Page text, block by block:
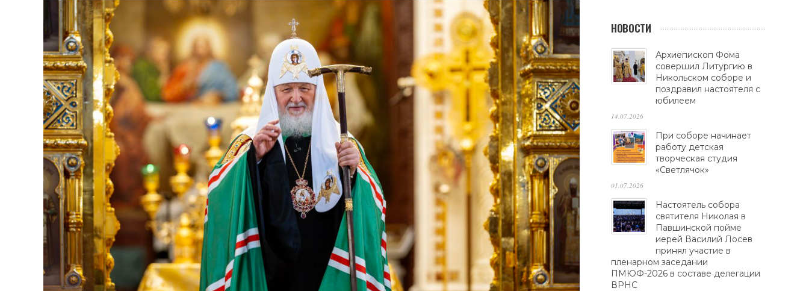
НОВОСТИ
Архиепископ Фома
совершил Литургию в
Никольском соборе и
поздравил настоятеля с
юбилеем
14.07.2026
При соборе начинает
работу детская
творческая студия
«Светлячок»
01.07.2026
Настоятель собора
святителя Николая в
Павшинской пойме
иерей Василий Лосев
принял участие в
пленарном заседании
ПМЮФ-2026 в составе делегации
ВРНС